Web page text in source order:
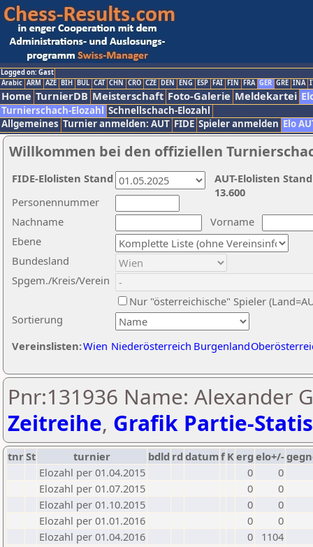
Logged on: Gast
Arabic ARM AZE BIH BUL CAT CHN CRO CZE DEN ENG ESP FAI FIN FRA GER GRE INA
Home TurnierDB Meisterschaft Foto-Galerie Meldekartei
Turnierschach-Elozahl Schnellschach-Elozahl
Allgemeines Turnier anmelden: AUT FIDE Spieler anmelden Elo
Willkommen bei den offiziellen
Nachname
Vorname
Ebene
Sortierung
Personennummer
Bundesland
Spgem./Kreis/Verein
Nur "österreichische" Spieler
Vereinslisten:Wien Niederösterreich Burgenland
AUT-Elolisten
13.600
FIDE-Elolisten Stand
Pnr:131936 Name: Alexander
Zeitreihe, Grafik Partie-
tnrSt turnier bdld rd datumf Kerg elo+/-
Elozahl per 01.04.2015
0
0
Elozahl per 01.07.2015
0
0
Elozahl per 01.10.2015
0
0
Elozahl per 01.01.2016
0
0
Elozahl per 01.04.2016
0
1104